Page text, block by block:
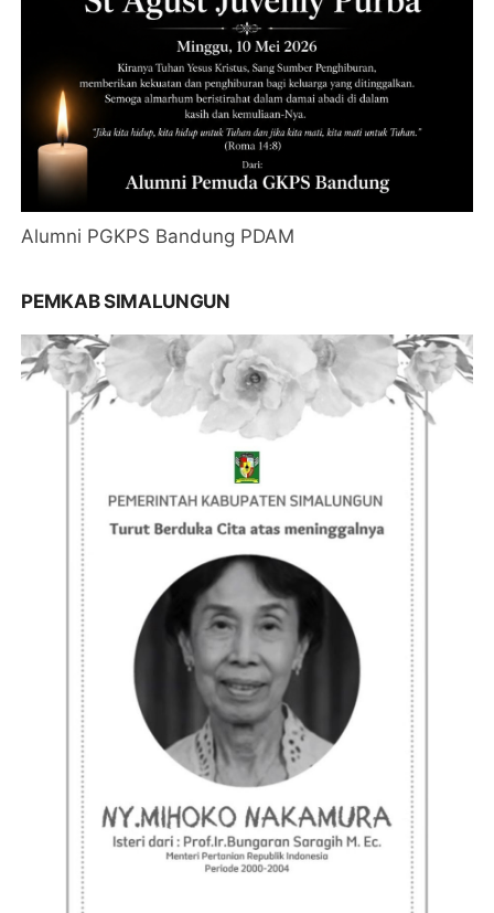
Alumni PGKPS Bandung PDAM
PEMKAB SIMALUNGUN